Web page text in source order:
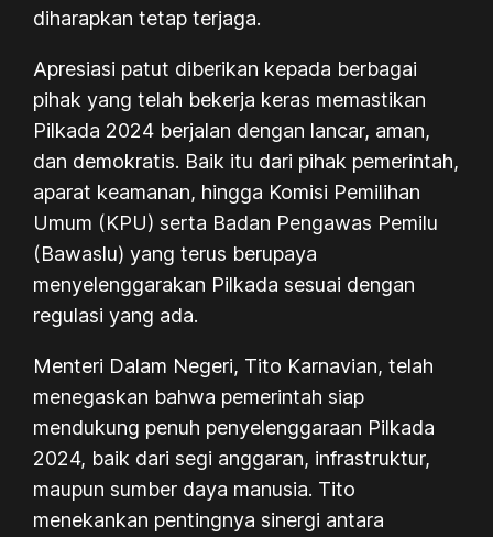
diharapkan tetap terjaga.
Apresiasi patut diberikan kepada berbagai
pihak yang telah bekerja keras memastikan
Pilkada 2024 berjalan dengan lancar, aman,
dan demokratis. Baik itu dari pihak pemerintah,
aparat keamanan, hingga Komisi Pemilihan
Umum (KPU) serta Badan Pengawas Pemilu
(Bawaslu) yang terus berupaya
menyelenggarakan Pilkada sesuai dengan
regulasi yang ada.
Menteri Dalam Negeri, Tito Karnavian, telah
menegaskan bahwa pemerintah siap
mendukung penuh penyelenggaraan Pilkada
2024, baik dari segi anggaran, infrastruktur,
maupun sumber daya manusia. Tito
menekankan pentingnya sinergi antara